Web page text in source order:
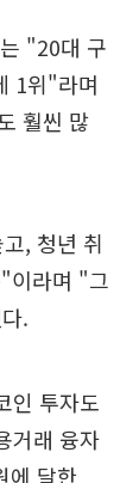
"20대 구
1위"라며
훨씬 많
, 청년 취
이라며 "그
.
인 투자도
거래 융자
에 달한